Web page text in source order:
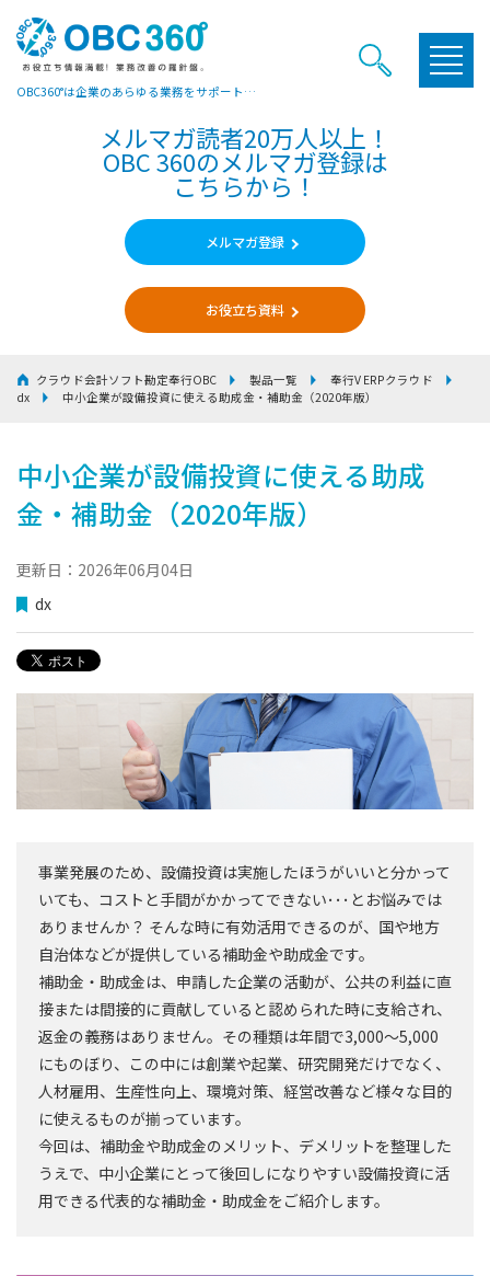
OBC360°は企業のあらゆる業務をサポートするヒントやお役立ち情報をご提供しています
メルマガ読者20万人以上！
OBC 360のメルマガ登録は
こちらから！
メルマガ登録
お役立ち資料
クラウド会計ソフト勘定奉行OBC 製品一覧
奉行V ERPクラウド
dx
中小企業が設備投資に使える助成金・補助金（2020年版）
中小企業が設備投資に使える助成
金・補助金（2020年版）
更新日：2026年06月04日
dx
事業発展のため、設備投資は実施したほうがいいと分かって
いても、コストと手間がかかってできない･･･とお悩みでは
ありませんか？ そんな時に有効活用できるのが、国や地方
自治体などが提供している補助金や助成金です。
補助金・助成金は、申請した企業の活動が、公共の利益に直
接または間接的に貢献していると認められた時に支給され、
返金の義務はありません。その種類は年間で3,000～5,000
にものぼり、この中には創業や起業、研究開発だけでなく、
人材雇用、生産性向上、環境対策、経営改善など様々な目的
に使えるものが揃っています。
今回は、補助金や助成金のメリット、デメリットを整理した
うえで、中小企業にとって後回しになりやすい設備投資に活
用できる代表的な補助金・助成金をご紹介します。